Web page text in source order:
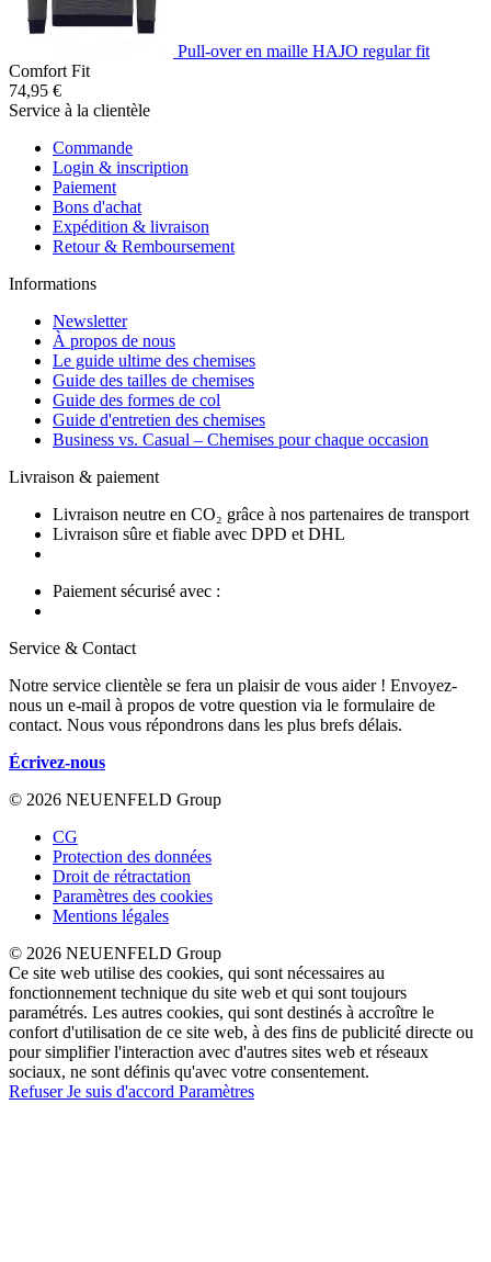
Pull-over en maille HAJO regular fit
Comfort Fit
74,95 €
Service à la clientèle
Commande
Login & inscription
Paiement
Bons d'achat
Expédition & livraison
Retour & Remboursement
Informations
Newsletter
À propos de nous
Le guide ultime des chemises
Guide des tailles de chemises
Guide des formes de col
Guide d'entretien des chemises
Business vs. Casual – Chemises pour chaque occasion
Livraison & paiement
Livraison neutre en CO₂ grâce à nos partenaires de transport
Livraison sûre et fiable avec DPD et DHL
Paiement sécurisé avec :
Service & Contact
Notre service clientèle se fera un plaisir de vous aider ! Envoyez-
nous un e-mail à propos de votre question via le formulaire de
contact. Nous vous répondrons dans les plus brefs délais.
Écrivez-nous
© 2026 NEUENFELD Group
CG
Protection des données
Droit de rétractation
Paramètres des cookies
Mentions légales
© 2026 NEUENFELD Group
Ce site web utilise des cookies, qui sont nécessaires au
fonctionnement technique du site web et qui sont toujours
paramétrés. Les autres cookies, qui sont destinés à accroître le
confort d'utilisation de ce site web, à des fins de publicité directe ou
pour simplifier l'interaction avec d'autres sites web et réseaux
sociaux, ne sont définis qu'avec votre consentement.
RefuserJe suis d'accord Paramètres